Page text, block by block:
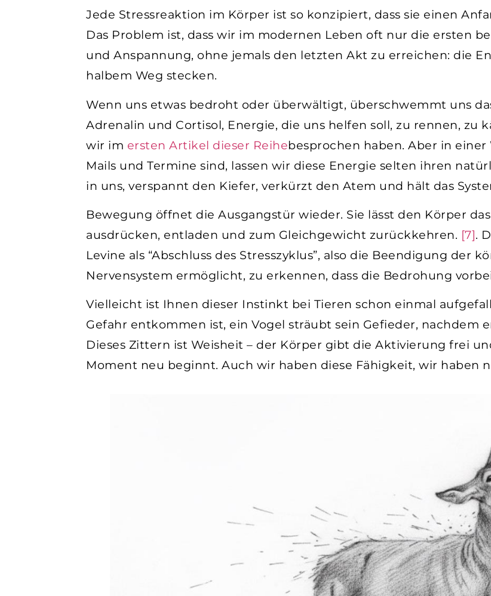
Jede Stressreaktion im Körper ist so konzipiert, dass sie einen
Das Problem ist, dass wir im modernen Leben oft nur die ersten
und Anspannung, ohne jemals den letzten Akt zu erreichen: die
halbem Weg stecken.
Wenn uns etwas bedroht oder überwältigt, überschwemmt uns
Adrenalin und Cortisol, Energie, die uns helfen soll, zu rennen, zu
wir im ersten Artikel dieser Reihebesprochen haben. Aber in einer
Mails und Termine sind, lassen wir diese Energie selten ihren
in uns, verspannt den Kiefer, verkürzt den Atem und hält das
Bewegung öffnet die Ausgangstür wieder. Sie lässt den Körper
ausdrücken, entladen und zum Gleichgewicht zurückkehren. [7].
Levine als “Abschluss des Stresszyklus”, also die Beendigung der
Nervensystem ermöglicht, zu erkennen, dass die Bedrohung
Vielleicht ist Ihnen dieser Instinkt bei Tieren schon einmal
Gefahr entkommen ist, ein Vogel sträubt sein Gefieder, nachdem
Dieses Zittern ist Weisheit – der Körper gibt die Aktivierung frei
Moment neu beginnt. Auch wir haben diese Fähigkeit, wir haben